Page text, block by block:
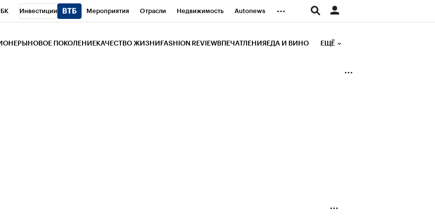
Инвестиции Мероприятия Отрасли Недвижимость Autonews ...
НОВОЕ ПОКОЛЕНИЕ КАЧЕСТВО ЖИЗНИ FASHION REVIEW ВПЕЧАТЛЕНИЯ ЕДА И ВИНО ЕЩЁ